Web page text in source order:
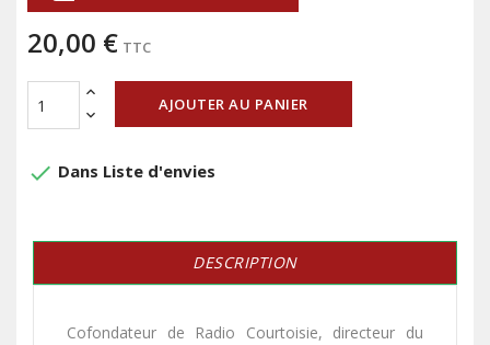
20,00 € TTC
AJOUTER AU PANIER
done Dans Liste d'envies
DESCRIPTION
Cofondateur de Radio Courtoisie, directeur du